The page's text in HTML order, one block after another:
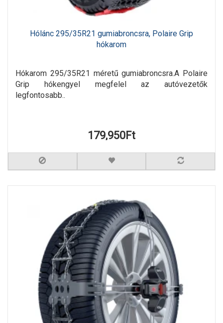
Hólánc 295/35R21 gumiabroncsra, Polaire Grip
hókarom
Hókarom 295/35R21 méretű gumiabroncsra.A Polaire
Grip hókengyel megfelel az autóvezetők
legfontosabb..
179,950Ft